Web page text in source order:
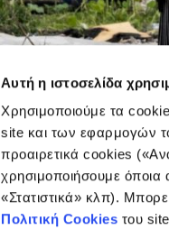
Αυτή η ιστοσελίδα
Χρησιμοποιούμε τα
site και των εφαρμογών
προαιρετικά cookies
χρησιμοποιήσουμε όποια
«Στατιστικά» κλπ).
Πολιτική Cookies του